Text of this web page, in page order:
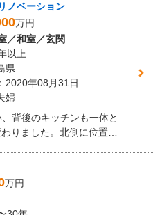
ノベーション
万円
／和室／玄関
以上
県
2020年08月31日
婦
背後のキッチンも一体と
りました。北側に位置し
ます。
万円